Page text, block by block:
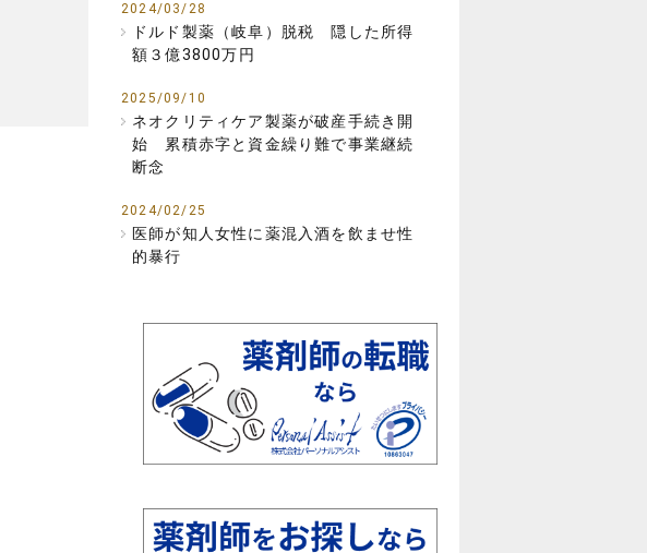
2024/03/28
ドルド製薬（岐阜）脱税 隠した所得
額３億3800万円
2025/09/10
ネオクリティケア製薬が破産手続き開
始 累積赤字と資金繰り難で事業継続
断念
2024/02/25
医師が知人女性に薬混入酒を飲ませ性
的暴行